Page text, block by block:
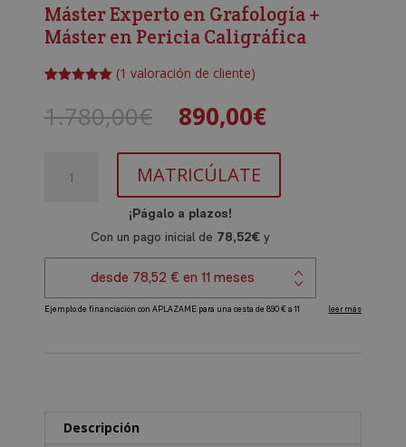
Máster Experto en Grafología +
Máster en Pericia Caligráfica
5 en base
valoración
(1 valoración de cliente)
1.780,00€ El
precio
original
era:
1.780,00€.
890,00€El
precio
actual
890,00€.
Experto
Pericia
MATRICÚLATE
Descripción